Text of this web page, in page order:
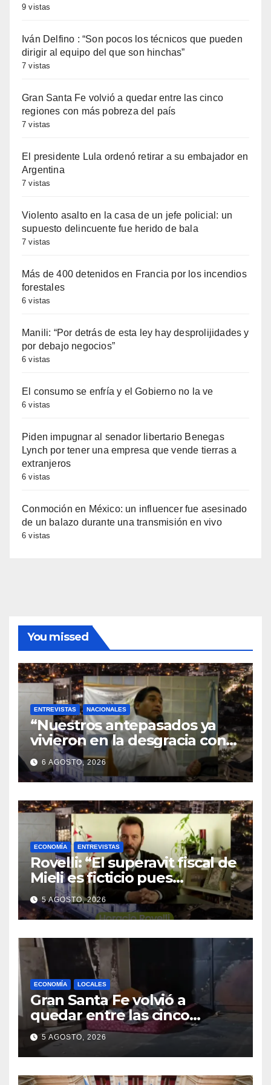
9 vistas
Iván Delfino : “Son pocos los técnicos que pueden
dirigir al equipo del que son hinchas”
7 vistas
Gran Santa Fe volvió a quedar entre las cinco
regiones con más pobreza del país
7 vistas
El presidente Lula ordenó retirar a su embajador en
Argentina
7 vistas
Violento asalto en la casa de un jefe policial: un
supuesto delincuente fue herido de bala
7 vistas
Más de 400 detenidos en Francia por los incendios
forestales
6 vistas
Manili: “Por detrás de esta ley hay desprolijidades y
por debajo negocios”
6 vistas
El consumo se enfría y el Gobierno no la ve
6 vistas
Piden impugnar al senador libertario Benegas
Lynch por tener una empresa que vende tierras a
extranjeros
6 vistas
Conmoción en México: un influencer fue asesinado
de un balazo durante una transmisión en vivo
6 vistas
You missed
ENTREVISTAS NACIONALES
“Nuestros antepasados ya
vivieron en la desgracia con
la Forestal algo que quizás se
repita”
6 AGOSTO, 2026
ECONOMÍA ENTREVISTAS
Rovelli: “El superavit fiscal de
Mieli es ficticio pues
debemos 480 mil millones de
dólares”
5 AGOSTO, 2026
ECONOMÍA LOCALES
Gran Santa Fe volvió a
quedar entre las cinco
regiones con más pobreza
del país
5 AGOSTO, 2026